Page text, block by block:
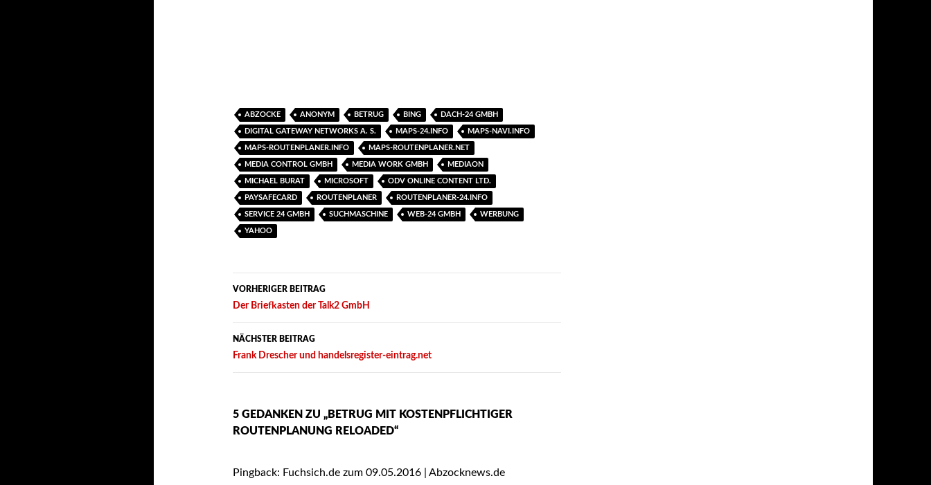
ABZOCKE ANONYM BETRUG BING DACH-24 GMBH
DIGITAL GATEWAY NETWORKS A. S. MAPS-24.INFO MAPS-NAVI.INFO
MAPS-ROUTENPLANER.INFO MAPS-ROUTENPLANER.NET
MEDIA CONTROL GMBH MEDIA WORK GMBH MEDIAON
MICHAEL BURAT MICROSOFT ODV ONLINE CONTENT LTD.
PAYSAFECARD ROUTENPLANER ROUTENPLANER-24.INFO
SERVICE 24 GMBH SUCHMASCHINE WEB-24 GMBH WERBUNG
YAHOO
Navigation
VORHERIGER BEITRAG
Der Briefkasten der Talk2 GmbH
NÄCHSTER BEITRAG
Frank Drescher und handelsregister-eintrag.net
5 GEDANKEN ZU „BETRUG MIT KOSTENPFLICHTIGER
ROUTENPLANUNG RELOADED“
Pingback: Fuchsich.de zum 09.05.2016 | Abzocknews.de